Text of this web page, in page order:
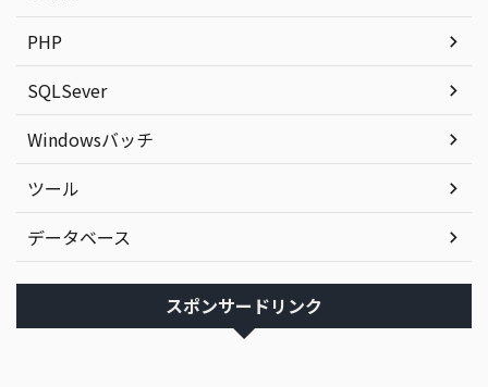
PHP
SQLSever
Windowsバッチ
ツール
データベース
スポンサードリンク